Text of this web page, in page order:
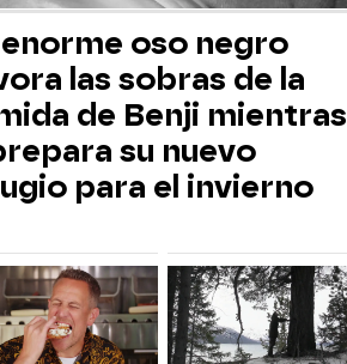
oso negro
las sobras de la
de Benji mientras
su nuevo
para el invierno